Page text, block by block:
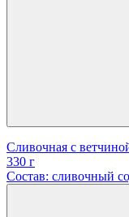
Сливочная с
330 г
Состав: сливочный